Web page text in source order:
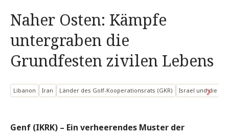
Naher Osten: Kämpfe
untergraben die
Grundfesten zivilen Lebens
Libanon Iran Länder des Golf-Kooperationsrats (GKR) Israel und die
Genf (IKRK) – Ein verheerendes Muster der